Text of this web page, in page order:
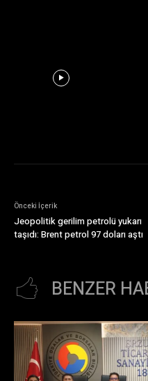
Önceki İçerik
Jeopolitik gerilim petrolü yukarı
taşıdı: Brent petrol 97 doları aştı
BENZER